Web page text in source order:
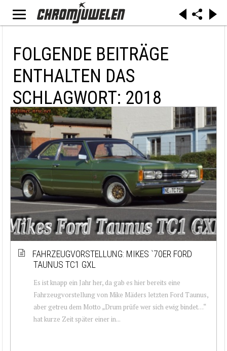
FOLGENDE BEITRÄGE
ENTHALTEN DAS
SCHLAGWORT: 2018
FAHRZEUGVORSTELLUNG: MIKES `70ER FORD
TAUNUS TC1 GXL
Es ist knapp ein Jahr her, da gab es hier bereits eine
Fahrzeugvorstellung von Mike Mäders letzten Ford Taunus,
aber getreu dem Motto „Drum prüfe wer sich ewig bindet…“
hat kurze Zeit später einer in...